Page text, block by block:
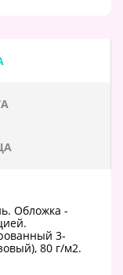
Обложка -
3-
80 г/м2.